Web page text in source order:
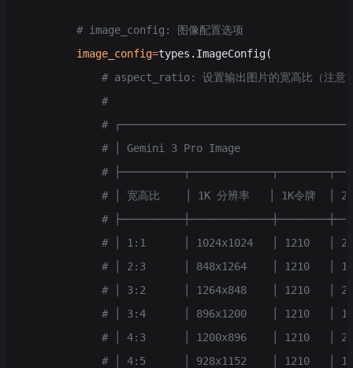
        # image_config: 图像配置选项
        image_config
=types.ImageConfig(
# aspect_ratio: 设置输出图片的宽高比（注意
            #
#
# │ Gemini 3 Pro Image
#
# │ 宽高比    │ 1K 分辨率   │ 1K令牌  │
#
# │ 1:1      │ 1024x1024   │ 1210   │
# │ 2:3      │ 848x1264    │ 1210   │
# │ 3:2      │ 1264x848    │ 1210   │
# │ 3:4      │ 896x1200    │ 1210   │
# │ 4:3      │ 1200x896    │ 1210   │
# │ 4:5      │ 928x1152    │ 1210   │